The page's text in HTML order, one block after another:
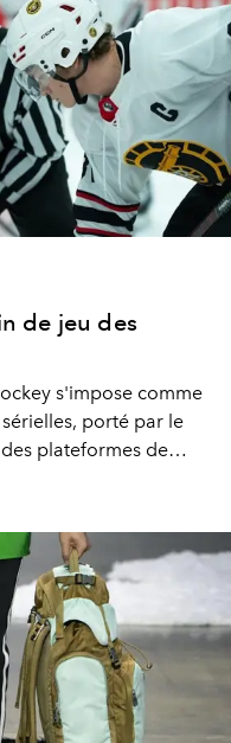
de jeu des
s'impose comme
porté par le
plateformes de